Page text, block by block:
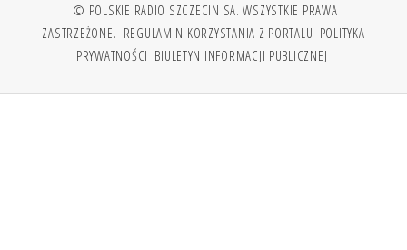
© POLSKIE RADIO SZCZECIN SA. WSZYSTKIE PRAWA
ZASTRZEŻONE. REGULAMIN KORZYSTANIA Z PORTALU POLITYKA
PRYWATNOŚCI BIULETYN INFORMACJI PUBLICZNEJ